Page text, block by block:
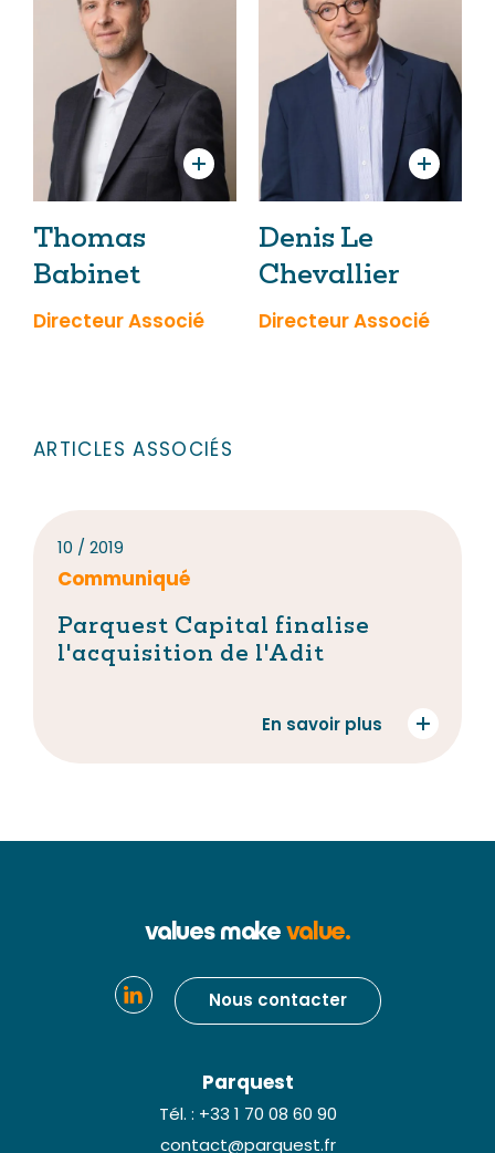
Thomas
Babinet
Directeur Associé
Denis Le
Chevallier
Directeur Associé
ARTICLES ASSOCIÉS
10 / 2019
Communiqué
Parquest Capital finalise
l'acquisition de l'Adit
En savoir plus
values makevalue.
Nous contacter
Parquest
Tél. : +33 1 70 08 60 90
contact@parquest.fr